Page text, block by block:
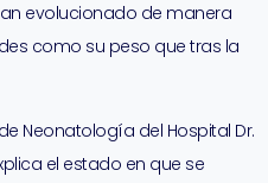
evolucionado de manera
como su peso que tras la
Neonatología del Hospital Dr.
el estado en que se